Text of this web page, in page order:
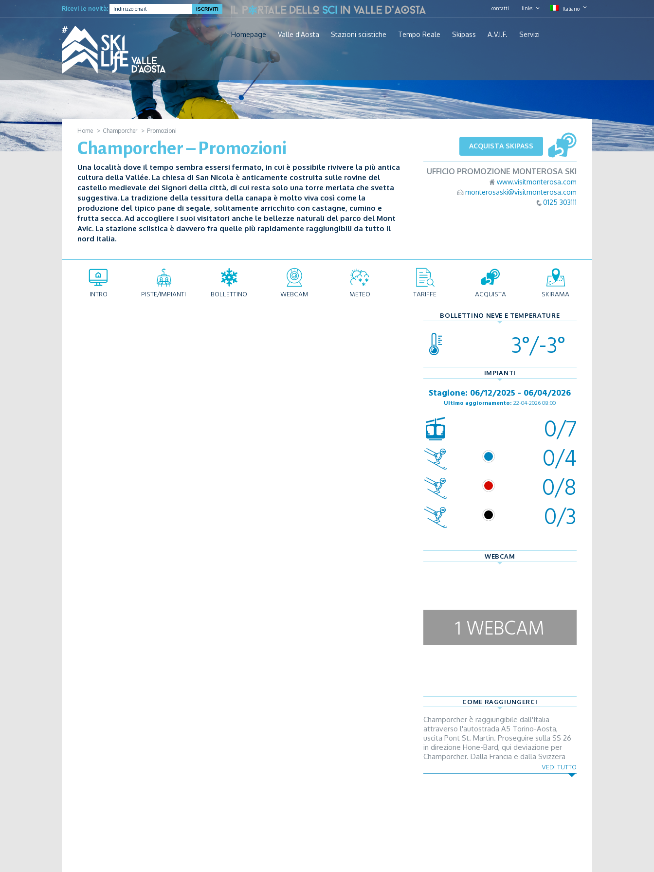
Ricevi le novità: contatti links Italiano
Homepage Valle d'Aosta Stazioni sciistiche Tempo Reale Skipass A.V.I.F. Servizi
Home Champorcher Promozioni
Champorcher – Promozioni
Una località dove il tempo sembra essersi fermato, in cui è possibile rivivere la più antica
cultura della Vallée. La chiesa di San Nicola è anticamente costruita sulle rovine del
castello medievale dei Signori della città, di cui resta solo una torre merlata che svetta
suggestiva. La tradizione della tessitura della canapa è molto viva così come la
produzione del tipico pane di segale, solitamente arricchito con castagne, cumino e
frutta secca. Ad accogliere i suoi visitatori anche le bellezze naturali del parco del Mont
Avic. La stazione sciistica è davvero fra quelle più rapidamente raggiungibili da tutto il
nord Italia.
ACQUISTA SKIPASS
UFFICIO PROMOZIONE MONTEROSA SKI
www.visitmonterosa.com
monterosaski@visitmonterosa.com
0125 303111
INTRO PISTE/IMPIANTI BOLLETTINO WEBCAM METEO TARIFFE ACQUISTA SKIRAMA
BOLLETTINO NEVE E TEMPERATURE
3°/-3°
IMPIANTI
Stagione: 06/12/2025 - 06/04/2026
Ultimo aggiornamento: 22-04-2026 08:00
0/7
0/4
0/8
0/3
COME RAGGIUNGERCI
Champorcher è raggiungibile dall'Italia
attraverso l'autostrada A5 Torino-Aosta,
uscita Pont St. Martin. Proseguire sulla SS 26
in direzione Hone-Bard, qui deviazione per
Champorcher. Dalla Francia e dalla Svizzera
attraverso il Tunnel del Gran San Bernardo,
proseguendo sul raccordo autostradale in
VEDI TUTTO
WEBCAM
1 WEBCAM